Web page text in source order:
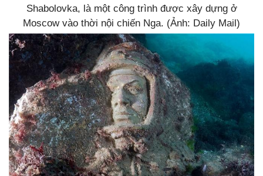
Shabolovka, là một công trình được xây dựng ở
Moscow vào thời nội chiến Nga. (Ảnh: Daily Mail)